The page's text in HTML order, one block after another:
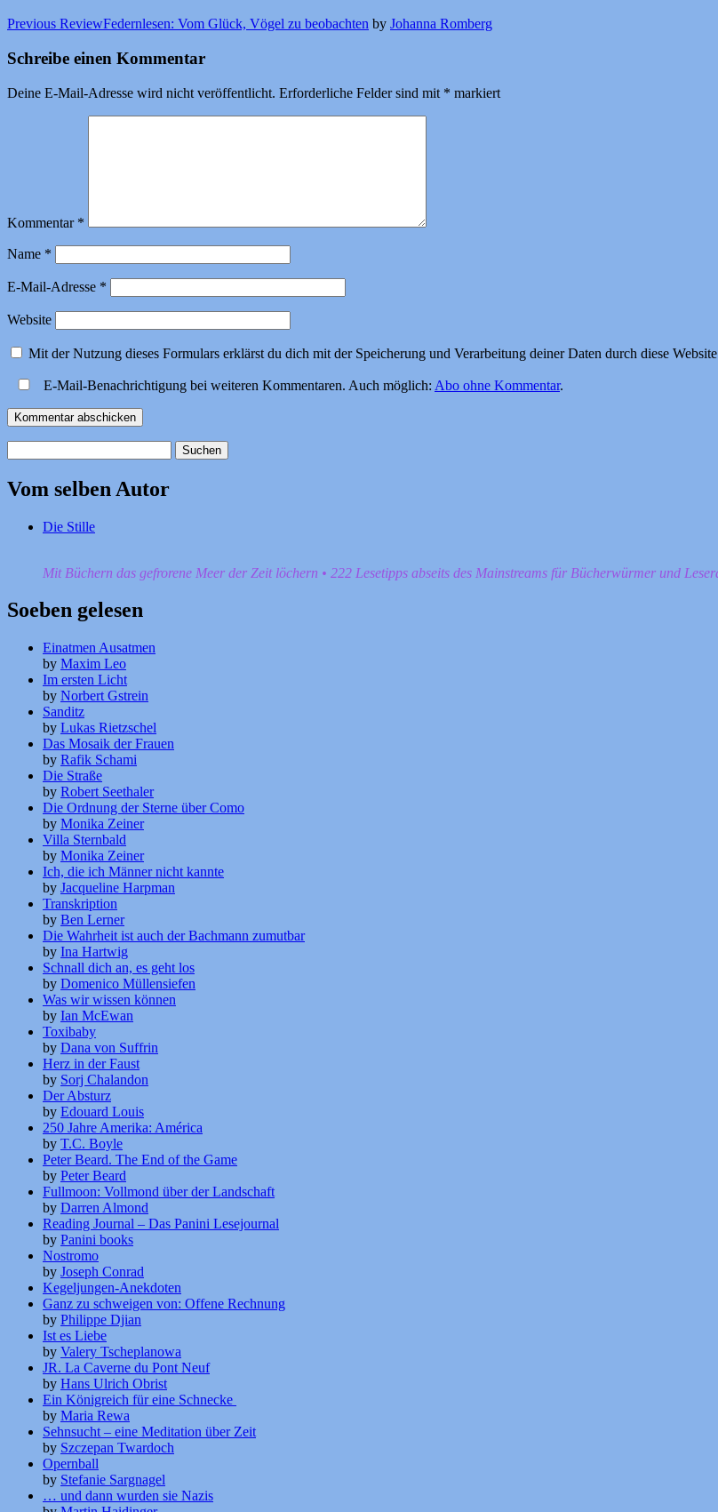
Previous ReviewFedernlesen: Vom Glück, Vögel zu beobachten by Johanna Romberg
Schreibe einen Kommentar
Deine E-Mail-Adresse wird nicht veröffentlicht. Erforderliche Felder sind mit * markiert
Kommentar *
Name *
E-Mail-Adresse *
Website
Mit der Nutzung dieses Formulars erklärst du dich mit der Speicherung und Verarbeitung deiner Daten durch diese
E-Mail-Benachrichtigung bei weiteren Kommentaren. Auch möglich: Abo ohne Kommentar.
nach:
Vom selben Autor
Die Stille
Mit Büchern das gefrorene Meer der Zeit löchern • 222 Lesetipps abseits des Mainstreams für Bücherwürmer und
Soeben gelesen
Einatmen Ausatmen
by Maxim Leo
Im ersten Licht
by Norbert Gstrein
Sanditz
by Lukas Rietzschel
Das Mosaik der Frauen
by Rafik Schami
Die Straße
by Robert Seethaler
Die Ordnung der Sterne über Como
by Monika Zeiner
Villa Sternbald
by Monika Zeiner
Ich, die ich Männer nicht kannte
by Jacqueline Harpman
Transkription
by Ben Lerner
Die Wahrheit ist auch der Bachmann zumutbar
by Ina Hartwig
Schnall dich an, es geht los
by Domenico Müllensiefen
Was wir wissen können
by Ian McEwan
Toxibaby
by Dana von Suffrin
Herz in der Faust
by Sorj Chalandon
Der Absturz
by Edouard Louis
250 Jahre Amerika: América
by T.C. Boyle
Peter Beard. The End of the Game
by Peter Beard
Fullmoon: Vollmond über der Landschaft
by Darren Almond
Reading Journal – Das Panini Lesejournal
by Panini books
Nostromo
by Joseph Conrad
Kegeljungen-Anekdoten
Ganz zu schweigen von: Offene Rechnung
by Philippe Djian
Ist es Liebe
by Valery Tscheplanowa
JR. La Caverne du Pont Neuf
by Hans Ulrich Obrist
Ein Königreich für eine Schnecke
by Maria Rewa
Sehnsucht – eine Meditation über Zeit
by Szczepan Twardoch
Opernball
by Stefanie Sargnagel
… und dann wurden sie Nazis